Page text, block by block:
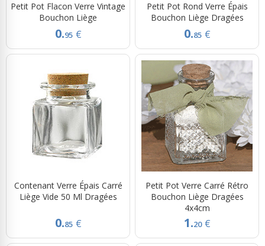
Petit Pot Flacon Verre Vintage
Bouchon Liège
0.95 €
Petit Pot Rond Verre Épais
Bouchon Liège Dragées
0.85 €
Contenant Verre Épais Carré
Liège Vide 50 Ml Dragées
0.85 €
Petit Pot Verre Carré Rétro
Bouchon Liège Dragées
4x4cm
1.20 €